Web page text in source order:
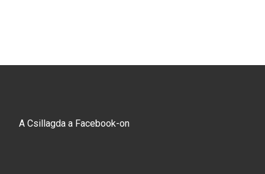
A Csillagda a Facebook-on